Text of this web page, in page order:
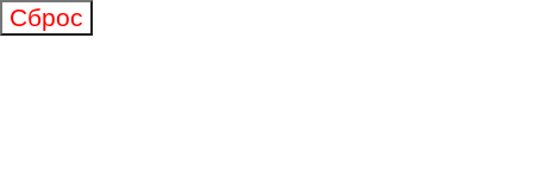
Сброс